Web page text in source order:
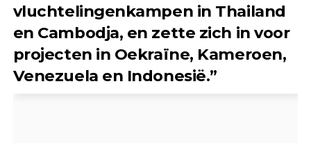
vluchtelingenkampen in Thailand
en Cambodja, en zette zich in voor
projecten in Oekraïne, Kameroen,
Venezuela en Indonesië.”